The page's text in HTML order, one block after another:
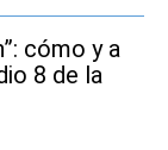
cómo y a
8 de la